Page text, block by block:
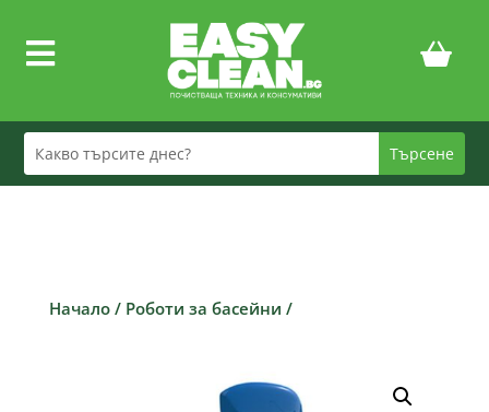

Начало/ Роботи за басейни /